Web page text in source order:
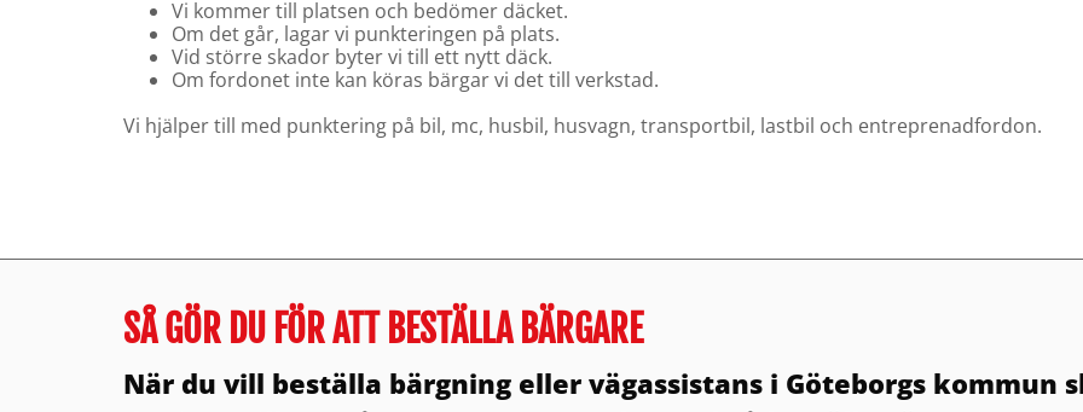
Vi kommer till platsen och bedömer däcket.
Om det går, lagar vi punkteringen på plats.
Vid större skador byter vi till ett nytt däck.
Om fordonet inte kan köras bärgar vi det till verkstad.
Vi hjälper till med punktering på bil, mc, husbil, husvagn, transportbil, lastbil och entreprenadfordon.
SÅ GÖR DU FÖR ATT BESTÄLLA BÄRGARE
När du vill beställa bärgning eller vägassistans i Göteborgs kommun